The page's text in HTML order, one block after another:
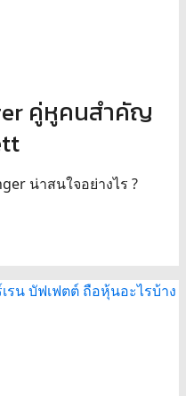
คู่หูคนสำคัญ
น่าสนใจอย่างไร ?